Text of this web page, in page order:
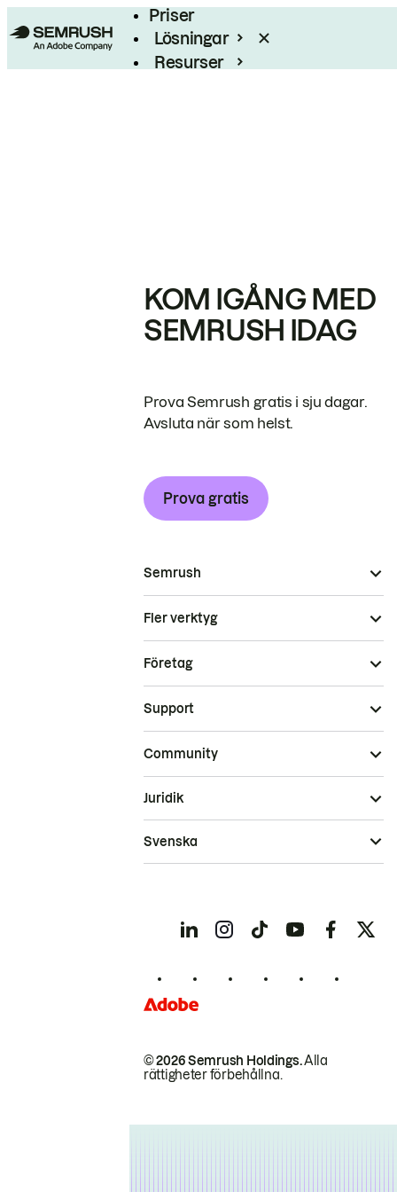
Priser
Lösningar
Resurser
KOM IGÅNG MED
SEMRUSH IDAG
Prova Semrush gratis i sju dagar.
Avsluta när som helst.
Prova gratis
Semrush
Fler verktyg
Företag
Support
Community
© 2026 Semrush Holdings.Alla
rättigheter förbehållna.
Juridik
Svenska